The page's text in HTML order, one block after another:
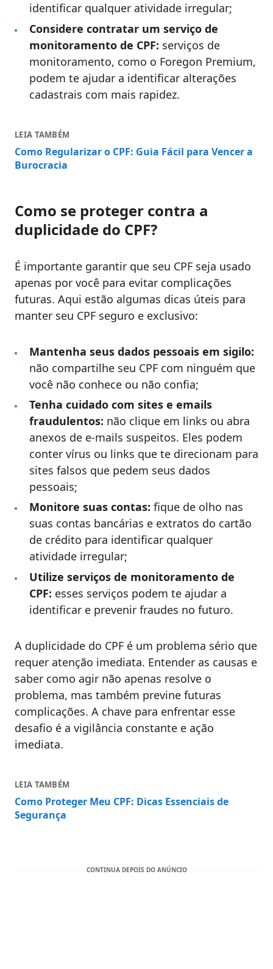
identificar qualquer atividade irregular;
Considere contratar um serviço de
monitoramento de CPF: serviços de
monitoramento, como o Foregon Premium,
podem te ajudar a identificar alterações
cadastrais com mais rapidez.
LEIA TAMBÉM
Como Regularizar o CPF: Guia Fácil para Vencer a
Burocracia
Como se proteger contra a
duplicidade do CPF?
É importante garantir que seu CPF seja usado
apenas por você para evitar complicações
futuras. Aqui estão algumas dicas úteis para
manter seu CPF seguro e exclusivo:
Mantenha seus dados pessoais em sigilo:
não compartilhe seu CPF com ninguém que
você não conhece ou não confia;
Tenha cuidado com sites e emails
fraudulentos: não clique em links ou abra
anexos de e-mails suspeitos. Eles podem
conter vírus ou links que te direcionam para
sites falsos que pedem seus dados
pessoais;
Monitore suas contas: fique de olho nas
suas contas bancárias e extratos do cartão
de crédito para identificar qualquer
atividade irregular;
Utilize serviços de monitoramento de
CPF: esses serviços podem te ajudar a
identificar e prevenir fraudes no futuro.
A duplicidade do CPF é um problema sério que
requer atenção imediata. Entender as causas e
saber como agir não apenas resolve o
problema, mas também previne futuras
complicações. A chave para enfrentar esse
desafio é a vigilância constante e ação
imediata.
LEIA TAMBÉM
Como Proteger Meu CPF: Dicas Essenciais de
Segurança